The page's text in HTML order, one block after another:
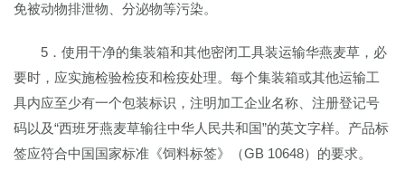
免被动物排泄物、分泌物等污染。
5．使用干净的集装箱和其他密闭工具装运输华燕麦草，必
要时，应实施检验检疫和检疫处理。每个集装箱或其他运输工
具内应至少有一个包装标识，注明加工企业名称、注册登记号
码以及“西班牙燕麦草输往中华人民共和国”的英文字样。产品标
签应符合中国国家标准《饲料标签》（GB 10648）的要求。